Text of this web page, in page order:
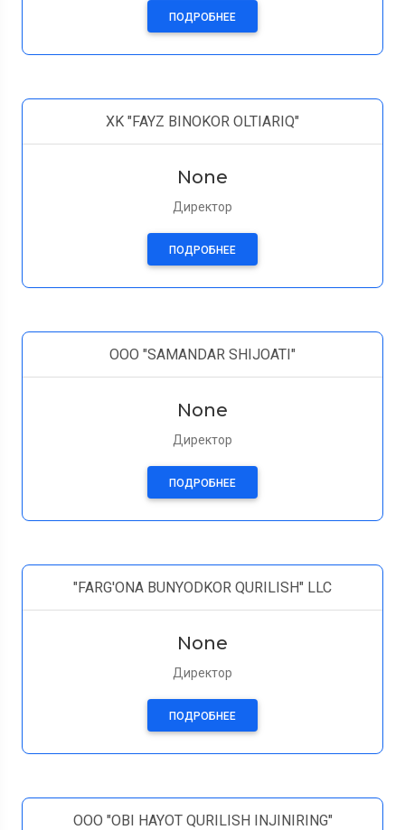
ПОДРОБНЕЕ
XK "FAYZ BINOKOR OLTIARIQ"
None
Директор
ПОДРОБНЕЕ
ООО "SAMANDAR SHIJOATI"
None
Директор
ПОДРОБНЕЕ
"FARG'ONA BUNYODKOR QURILISH" LLC
None
Директор
ПОДРОБНЕЕ
OOO "OBI HAYOT QURILISH INJINIRING"